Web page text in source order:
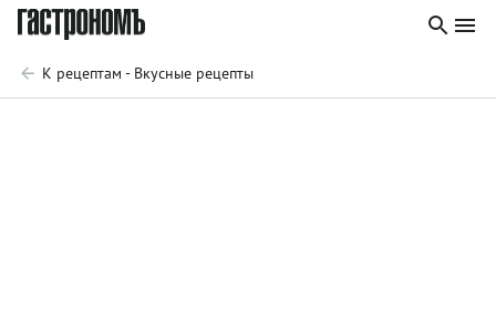
К рецептам - Вкусные рецепты